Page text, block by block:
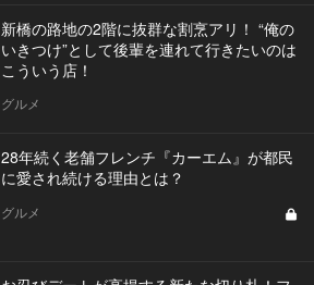
新橋の路地の2階に抜群な割烹アリ！ “俺の
いきつけ”として後輩を連れて行きたいのは
こういう店！
グルメ
28年続く老舗フレンチ『カーエム』が都民
に愛され続ける理由とは？
グルメ